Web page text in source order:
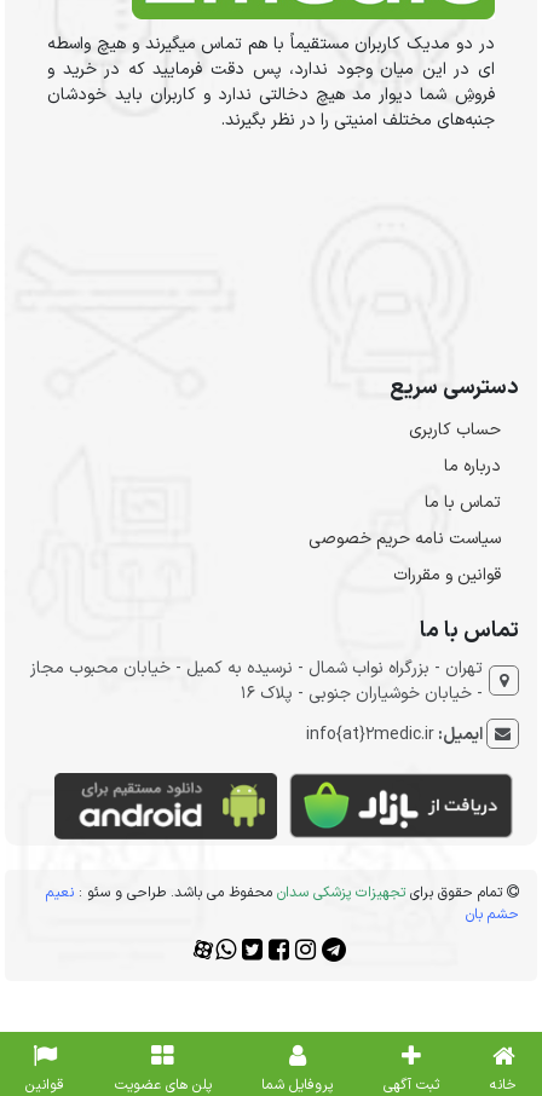
در دو مدیک کاربران مستقیماً با هم تماس میگیرند و هیچ واسطه
ای در این میان وجود ندارد، پس دقت فرمایید که در خرید و
فروشِ شما دیوار مد هیچ دخالتی ندارد و کاربران باید خودشان
جنبه‌های مختلف امنیتی را در نظر بگیرند.
دسترسی سریع
حساب کاربری
درباره ما
تماس با ما
سیاست نامه حریم خصوصی
قوانین و مقررات
تماس با ما
تهران - بزرگراه نواب شمال - نرسیده به کمیل - خیابان محبوب مجاز
- خیابان خوشیاران جنوبی - پلاک 16
ایمیل:info{at}2medic.ir
تمام حقوق برایتجهیزات پزشکی سدان محفوظ می باشد. طراحی و سئو :نعیم
حشم بان
خانه ثبت آگهی پروفایل شما پلن های عضویت قوانین